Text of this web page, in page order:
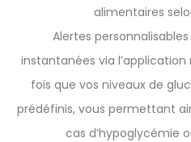
alimentaires
Alertes
instantanées via
fois que vos niveaux de
prédéfinis, vous permettant
cas d’hypoglycémie